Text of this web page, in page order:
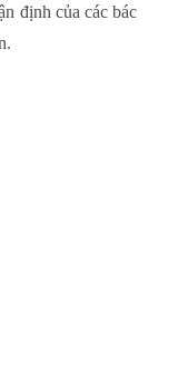
định của các bác